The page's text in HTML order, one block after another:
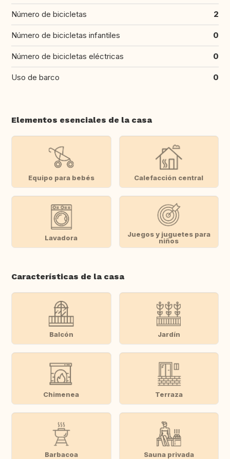
Número de bicicletas 2
Número de bicicletas infantiles 0
Número de bicicletas eléctricas 0
Uso de barco 0
Elementos esenciales de la casa
Equipo para bebés Calefacción central
Lavadora
Juegos y juguetes para
niños
Características de la casa
Balcón Jardín
Chimenea Terraza
Barbacoa Sauna privada